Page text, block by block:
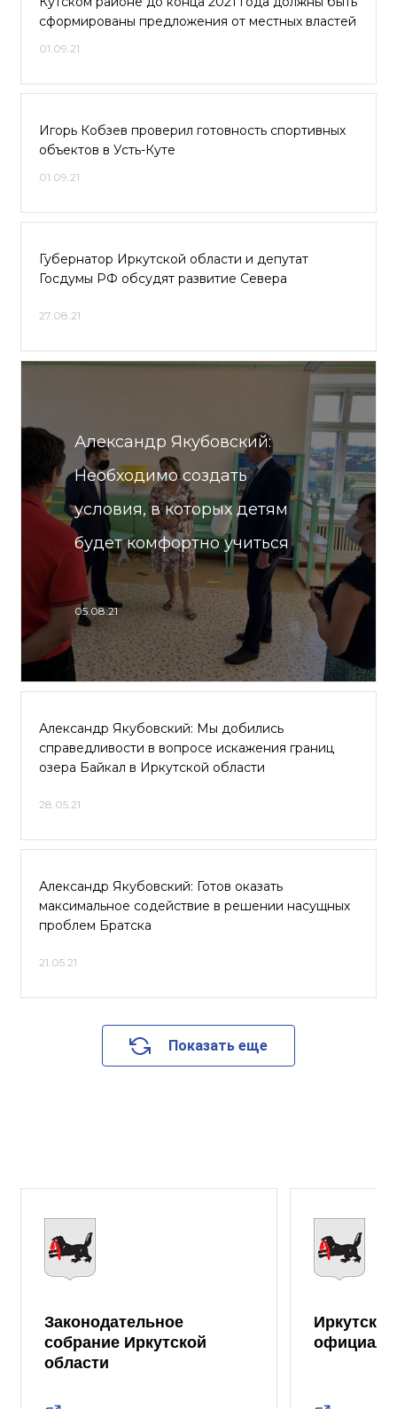
сформированы предложения от местных властей
01.09.21
Игорь Кобзев проверил готовность спортивных
объектов в Усть-Куте
01.09.21
Губернатор Иркутской области и депутат
Госдумы РФ обсудят развитие Севера
27.08.21
Александр Якубовский:
Необходимо создать
условия, в которых детям
будет комфортно учиться
05.08.21
Александр Якубовский: Мы добились
справедливости в вопросе искажения границ
озера Байкал в Иркутской области
28.05.21
Александр Якубовский: Готов оказать
максимальное содействие в решении насущных
проблем Братска
21.05.21
Показать еще
Законодательное
собрание Иркутской
области